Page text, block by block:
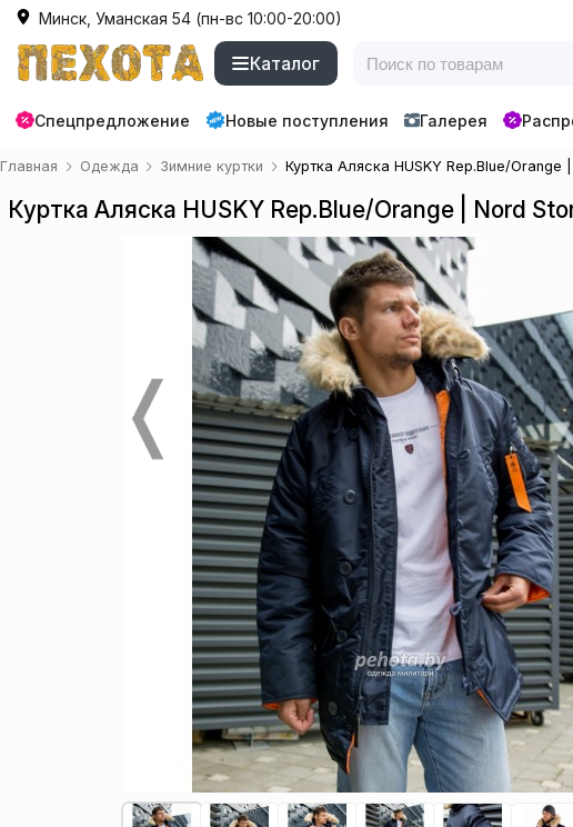
Минск, Уманская 54 (пн-вс 10:00-20:00)
Каталог
Спецпредложение Новые поступления Галерея
Главная Одежда Зимние куртки Куртка Аляска HUSKY Rep.Blue/Orange
Куртка Аляска HUSKY Rep.Blue/Orange | Nord